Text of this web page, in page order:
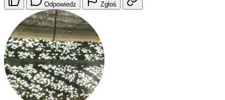
Odpowiedz Zgłoś